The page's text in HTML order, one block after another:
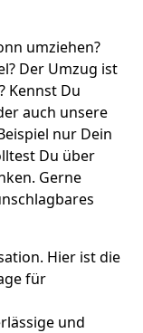
umziehen?
Der Umzug ist
Kennst Du
auch unsere
nur Dein
Du über
Gerne
Hier ist die
für
und